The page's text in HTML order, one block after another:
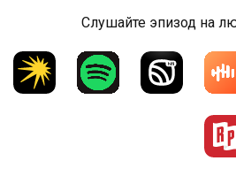
Слушайте эпизод на